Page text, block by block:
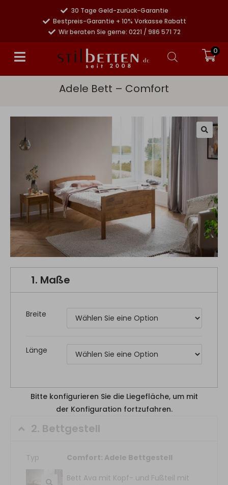
30 Tage Geld-zurück-Garantie
Bestpreis-Garantie + 10% Vorkasse Rabatt
Wir beraten Sie gerne: 0221 / 986 571 72
0
Adele Bett – Comfort
1. Maße
Breite
Länge
2. Bettgestell
Typ
Comfort: Adele Bettgestell
Bett Ava mit Kopf- und Fußteil mit
Bitte konfigurieren Sie die Liegefläche, um mit
der Konfiguration fortzufahren.